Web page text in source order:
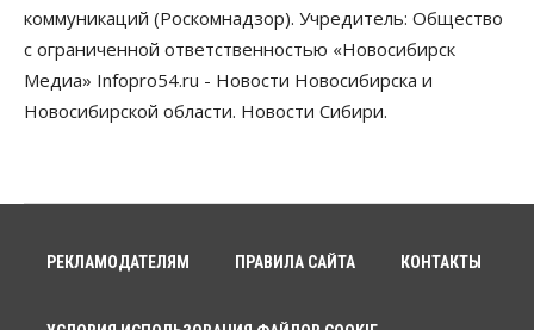
Общество
Медики готовятся к второму пику активности
клещей в Новосибирской области
06 Августа 2026, 10:00
06 Августа 2026, 09:00
Застройщики Новосибирска
коммуникаций (Роскомнадзор). Учредитель: Общество
с ограниченной ответственностью «Новосибирск
Медиа» Infopro54.ru - Новости Новосибирска и
Новосибирской области. Новости Сибири.
РЕКЛАМОДАТЕЛЯМ ПРАВИЛА САЙТА КОНТАКТЫ